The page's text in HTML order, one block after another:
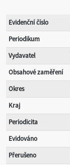
Evidenční číslo
Periodikum
Vydavatel
Obsahové zaměření
Okres
Kraj
Periodicita
Evidováno
Přerušeno